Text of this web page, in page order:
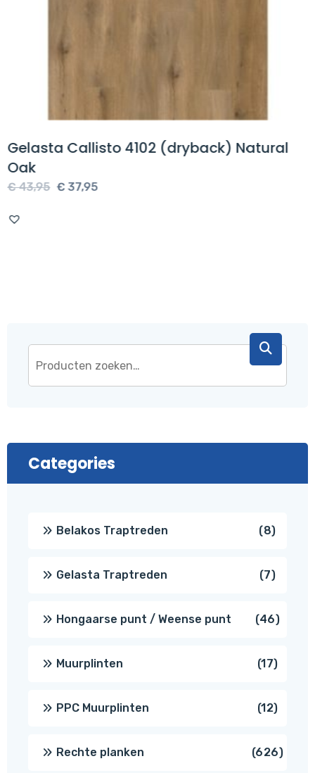
Gelasta Callisto 4102 (dryback) Natural
Oak
€43,95 Oorspronkelijke
€37,95Huidige
Categories
Belakos Traptreden 88
Gelasta Traptreden 77
Hongaarse punt / Weense punt 4646
Muurplinten 1717
PPC Muurplinten 1212
Rechte planken 626626